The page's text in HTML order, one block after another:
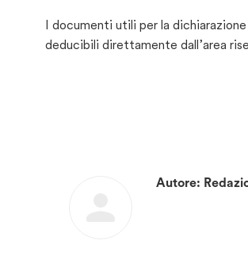
I documenti utili per la
deducibili direttamente dall’area
Autore: